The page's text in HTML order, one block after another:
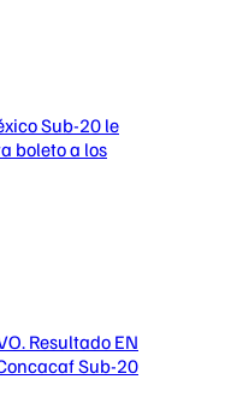
Sub-20 le
boleto a los
Resultado EN
Sub-20